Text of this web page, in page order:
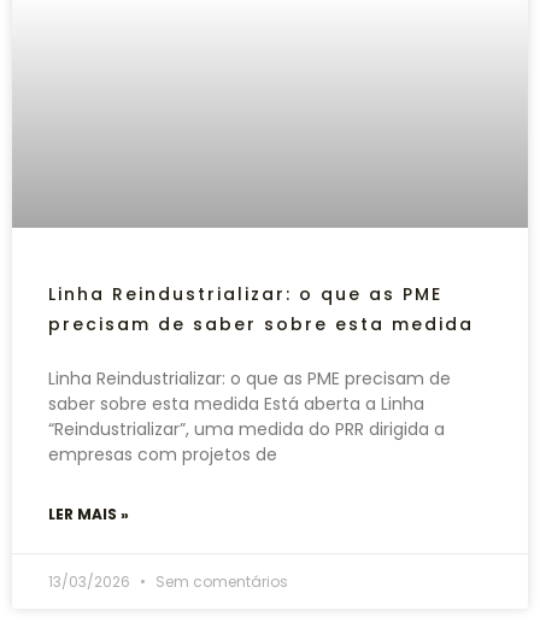
Linha Reindustrializar: o que as PME
precisam de saber sobre esta medida
Linha Reindustrializar: o que as PME precisam de
saber sobre esta medida Está aberta a Linha
“Reindustrializar”, uma medida do PRR dirigida a
empresas com projetos de
LER MAIS »
13/03/2026 Sem comentários